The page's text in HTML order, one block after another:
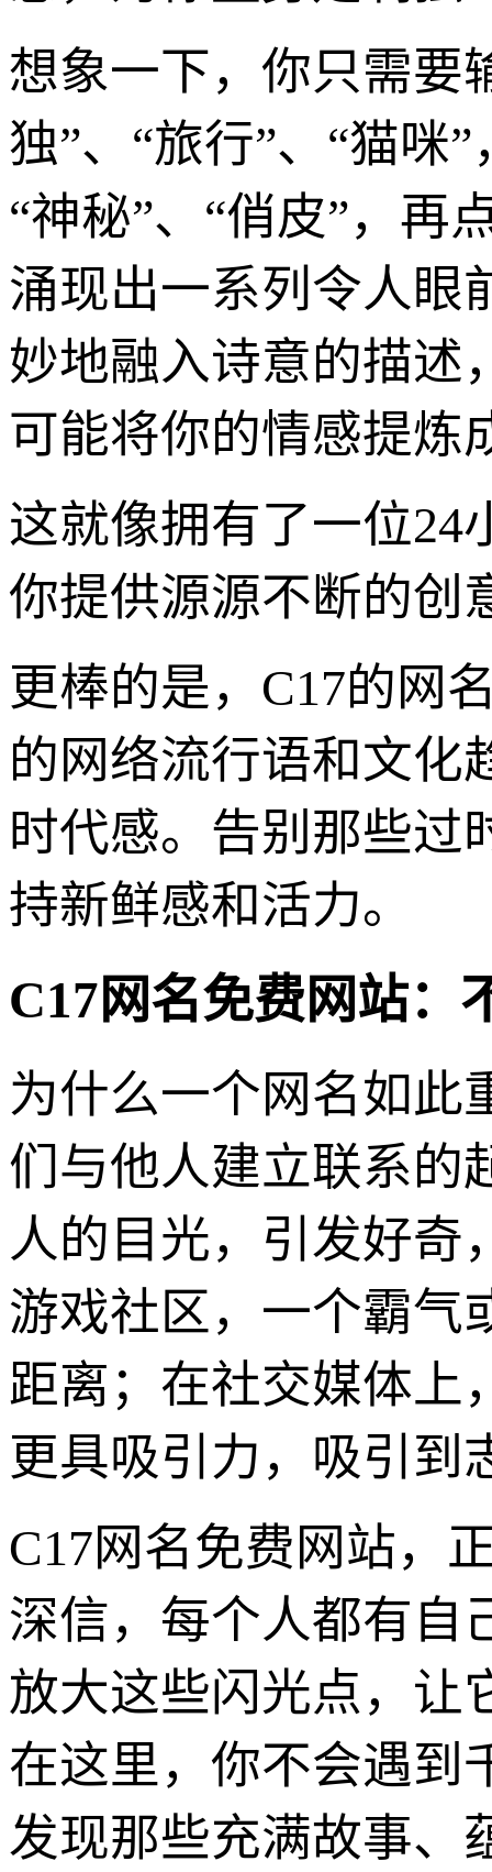
想象一下，你只需要
独”、“旅行”、“猫咪
“神秘”、“俏皮”，再
涌现出一系列令人眼
妙地融入诗意的描述
可能将你的情感提炼
这就像拥有了一位24
你提供源源不断的创
更棒的是，C17的网
的网络流行语和文化
时代感。告别那些过
持新鲜感和活力。
C17网名免费网站：
为什么一个网名如此
们与他人建立联系的
人的目光，引发好奇
游戏社区，一个霸气
距离；在社交媒体上
更具吸引力，吸引到
C17网名免费网站，
深信，每个人都有自
放大这些闪光点，让
在这里，你不会遇到
发现那些充满故事、